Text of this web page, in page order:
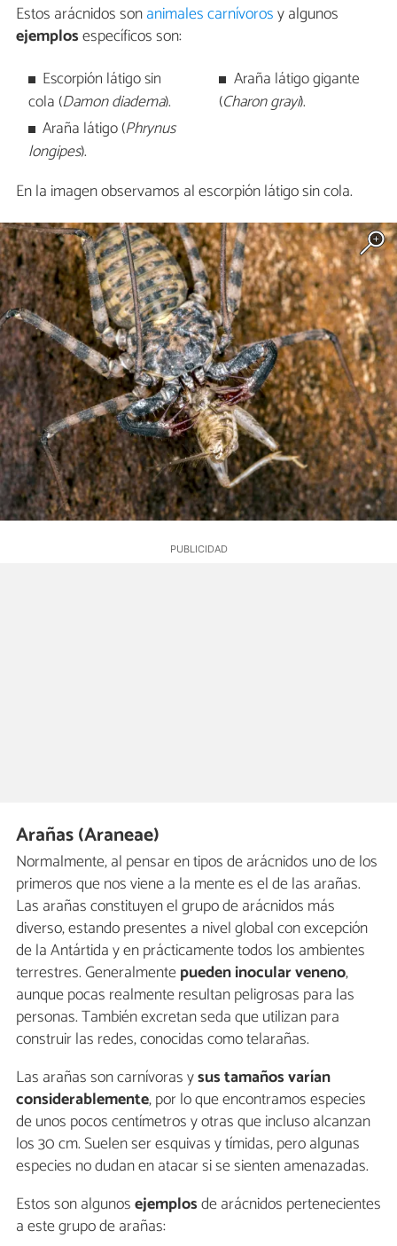
Estos arácnidos sonanimales carnívorosy algunos
ejemplosespecíficos son:
Escorpión látigo sin
cola (Damon diadema).
Araña látigo (Phrynus
longipes).
Araña látigo gigante
(Charon grayi).
En la imagen observamos al escorpión látigo sin cola.
Arañas (Araneae)
Normalmente, al pensar en tipos de arácnidos uno de los
primeros que nos viene a la mente es el de las arañas.
Las arañas constituyen el grupo de arácnidos más
diverso, estando presentes a nivel global con excepción
de la Antártida y en prácticamente todos los ambientes
terrestres. Generalmentepueden inocular veneno,
aunque pocas realmente resultan peligrosas para las
personas. También excretan seda que utilizan para
construir las redes, conocidas como telarañas.
Las arañas son carnívoras ysus tamaños varían
considerablemente, por lo que encontramos especies
de unos pocos centímetros y otras que incluso alcanzan
los 30 cm. Suelen ser esquivas y tímidas, pero algunas
especies no dudan en atacar si se sienten amenazadas.
Estos son algunosejemplosde arácnidos pertenecientes
a este grupo de arañas: